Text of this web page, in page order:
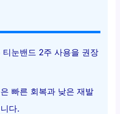
티눈밴드 2주 사용을 권장
빠른 회복과 낮은 재발
다.